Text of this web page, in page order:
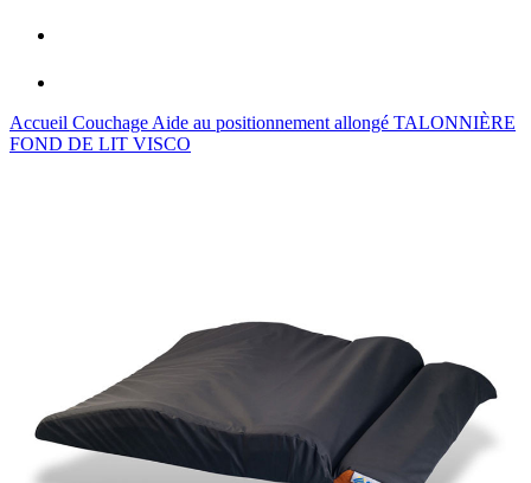
Accueil Couchage Aide au positionnement allongé TALONNIÈRE
FOND DE LIT VISCO